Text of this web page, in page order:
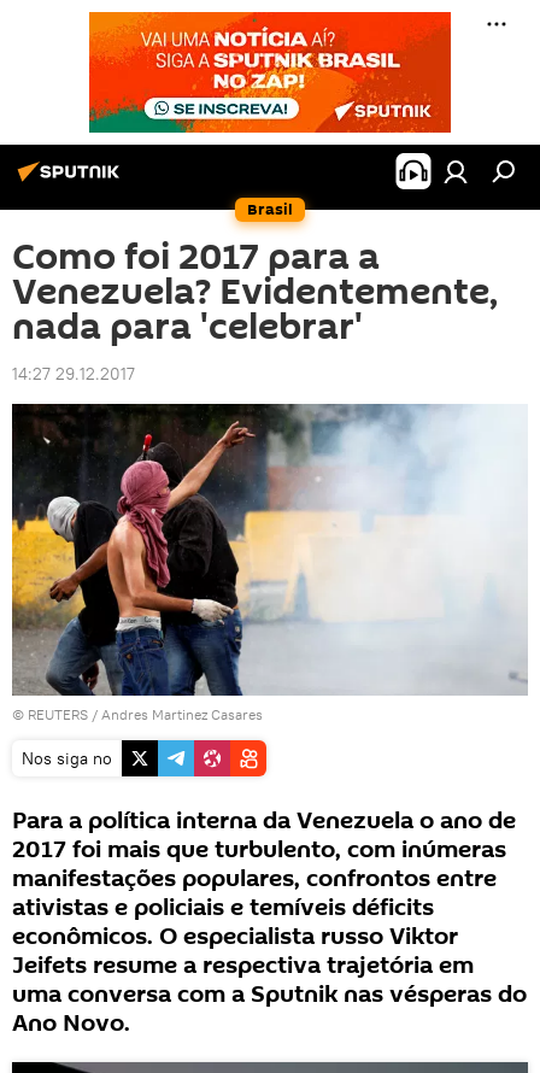
Brasil
Como foi 2017 para a
Venezuela? Evidentemente,
nada para 'celebrar'
14:27 29.12.2017
© REUTERS / Andres Martinez Casares
Nos siga no
Para a política interna da Venezuela o ano de
2017 foi mais que turbulento, com inúmeras
manifestações populares, confrontos entre
ativistas e policiais e temíveis déficits
econômicos. O especialista russo Viktor
Jeifets resume a respectiva trajetória em
uma conversa com a Sputnik nas vésperas do
Ano Novo.